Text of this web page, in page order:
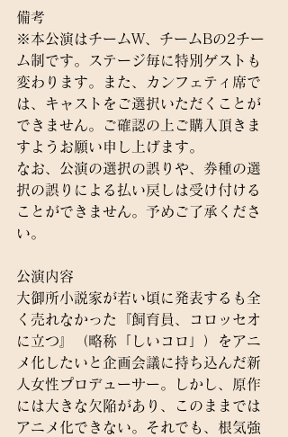
備考
※本公演はチームW、チームBの2チー
ム制です。ステージ毎に特別ゲストも
変わります。また、カンフェティ席で
は、キャストをご選択いただくことが
できません。ご確認の上ご購入頂きま
すようお願い申し上げます。
なお、公演の選択の誤りや、券種の選
択の誤りによる払い戻しは受け付ける
ことができません。予めご了承くださ
い。
公演内容
大御所小説家が若い頃に発表するも全
く売れなかった『飼育員、コロッセオ
に立つ』（略称「しいコロ」）をアニ
メ化したいと企画会議に持ち込んだ新
人女性プロデューサー。しかし、原作
には大きな欠陥があり、このままでは
アニメ化できない。それでも、根気強